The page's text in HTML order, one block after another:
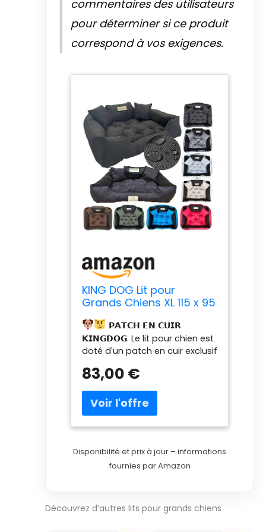
procurant confort et sécurité
ainsi qu'un sommeil réparateur
commentaires des utilisateurs
pour déterminer si ce produit
correspond à vos exigences.
KING DOG Lit pour
Grands Chiens XL 115 x 95
cm Coussin
Imperméable Lavable
Canapé Confortable
Moelleux Douillet
Antidérapant Couchage
pour Chien Intérieur
Résistant Fabriqué en UE
Noir
𝗣𝗔𝗧𝗖𝗛 𝗘𝗡 𝗖𝗨𝗜𝗥
𝗞𝗜𝗡𝗚𝗗𝗢𝗚. Le lit pour chien est
doté d'un patch en cuir exclusif
un endroit unique pour dormir
et se détendre.
𝗗𝗨𝗥𝗔𝗕𝗜𝗟𝗜𝗧É. Le lit KINGDOG
est fabriqué à partir de
matériaux particulièrement
garantissent une utilisation à
long terme pour les chiens
cousu est un matériau
imperméable qui protège
83,00 €
Disponibilité et prix à jour – informations
fournies par Amazon
Découvrez d’autres lits pour grands chiens